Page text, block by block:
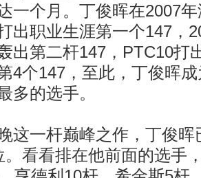
一个月。丁俊晖在2007
出职业生涯第一个147，
出第二杆147，PTC10打
4个147，至此，丁俊晖
多的选手。
一杆巅峰之作，丁俊晖
。看看排在他前面的选手